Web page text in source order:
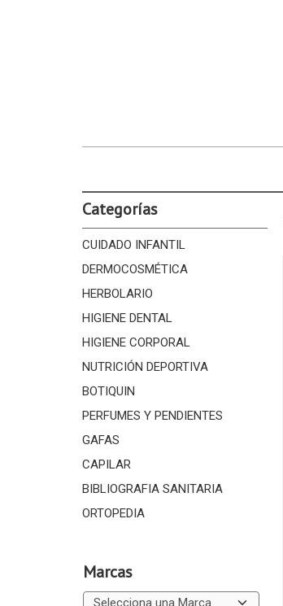
Categorías
CUIDADO INFANTIL
DERMOCOSMÉTICA
HERBOLARIO
HIGIENE DENTAL
HIGIENE CORPORAL
NUTRICIÓN DEPORTIVA
BOTIQUIN
PERFUMES Y PENDIENTES
GAFAS
CAPILAR
BIBLIOGRAFIA SANITARIA
ORTOPEDIA
Marcas